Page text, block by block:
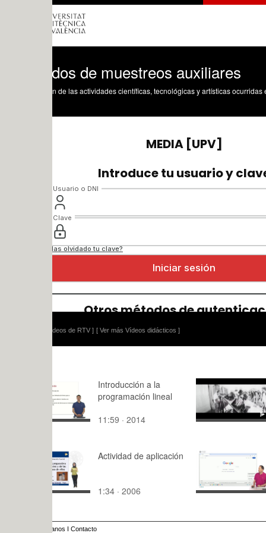
de muestreos auxiliares
de las actividades científicas, tecnológicas y artísticas ocurridas en los tres
[ Ver más Vídeos didácticos ]
Introducción a la
programación lineal
11:59 · 2014
FSUPV-06
2:18 · 2024
Actividad de aplicación
1:34 · 2006
Buscar en
Google
4:,0 · 2024